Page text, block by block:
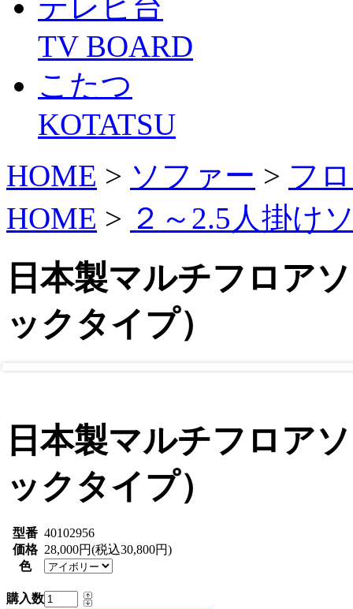
TV BOARD
こたつ
KOTATSU
HOME > ソファー > フ
HOME > ２～2.5人掛け
日本製マルチフロア
ックタイプ）
日本製マルチフロア
ックタイプ）
型番 40102956
価格 28,000円(税込30,800円)
色
購入数